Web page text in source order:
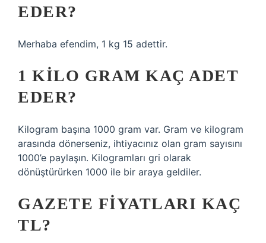
EDER?
Merhaba efendim, 1 kg 15 adettir.
1 KILO GRAM KAÇ ADET
EDER?
Kilogram başına 1000 gram var. Gram ve kilogram
arasında dönerseniz, ihtiyacınız olan gram sayısını
1000’e paylaşın. Kilogramları gri olarak
dönüştürürken 1000 ile bir araya geldiler.
GAZETE FIYATLARI KAÇ
TL?